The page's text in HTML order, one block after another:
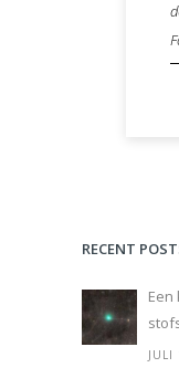
RECENT
JULI